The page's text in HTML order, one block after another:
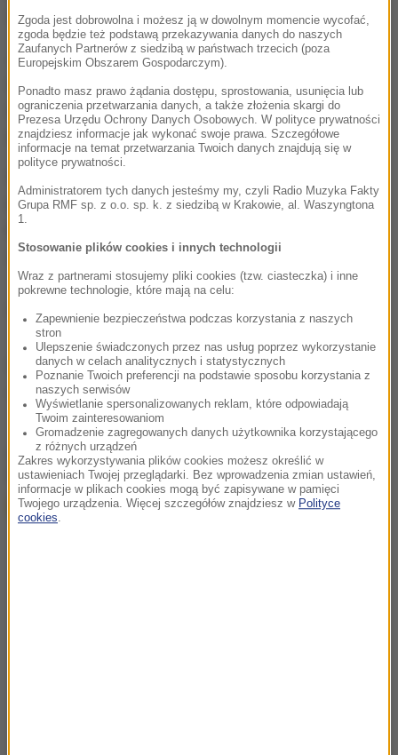
działalność zarobkową.
Jak obliczyli agenci biura, Automobilklub za
zorganizowanie jednej imprezy na Torze pobiera na
swoje konto więcej pieniędzy, niż wpłaca do
miejskiej kasy za cały rok.
między 2011 a 2017 rokiem wyniosły 7,2 mln złotych.
sprawie.
Źródło: RMF FM
Tagi: Poznań CBA
chcesz widzieć więcej artykułów od RMF24?
dodaj w
Google
Zgoda jest dobrowolna i możesz ją w dowolnym momencie wycofać,
zgoda będzie też podstawą przekazywania danych do naszych
Zaufanych Partnerów z siedzibą w państwach trzecich (poza
Europejskim Obszarem Gospodarczym).
Ponadto masz prawo żądania dostępu, sprostowania, usunięcia lub
ograniczenia przetwarzania danych, a także złożenia skargi do
Prezesa Urzędu Ochrony Danych Osobowych. W polityce prywatności
znajdziesz informacje jak wykonać swoje prawa. Szczegółowe
informacje na temat przetwarzania Twoich danych znajdują się w
polityce prywatności.
Administratorem tych danych jesteśmy my, czyli Radio Muzyka Fakty
Grupa RMF sp. z o.o. sp. k. z siedzibą w Krakowie, al. Waszyngtona
1.
Stosowanie plików cookies i innych technologii
Wraz z partnerami stosujemy pliki cookies (tzw. ciasteczka) i inne
pokrewne technologie, które mają na celu:
Zapewnienie bezpieczeństwa podczas korzystania z naszych
stron
Ulepszenie świadczonych przez nas usług poprzez wykorzystanie
danych w celach analitycznych i statystycznych
Poznanie Twoich preferencji na podstawie sposobu korzystania z
naszych serwisów
Wyświetlanie spersonalizowanych reklam, które odpowiadają
Twoim zainteresowaniom
Gromadzenie zagregowanych danych użytkownika korzystającego
z różnych urządzeń
Zakres wykorzystywania plików cookies możesz określić w
ustawieniach Twojej przeglądarki. Bez wprowadzenia zmian ustawień,
informacje w plikach cookies mogą być zapisywane w pamięci
Twojego urządzenia. Więcej szczegółów znajdziesz w Polityce
cookies.